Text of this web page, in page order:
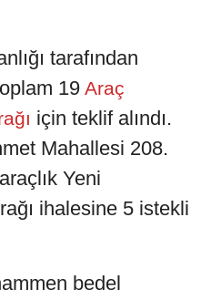
tarafından
19 Araç
için teklif alındı.
Mahallesi 208.
Yeni
ihalesine 5 istekli
bedel